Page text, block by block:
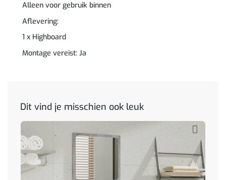
Alleen voor gebruik binnen
Aflevering:
1 x Highboard
Montage vereist: Ja
Dit vind je misschien ook leuk